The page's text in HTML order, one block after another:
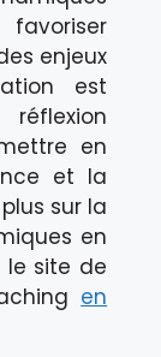
favoriser
enjeux
est
en
et la
sur la
en
le site de
en